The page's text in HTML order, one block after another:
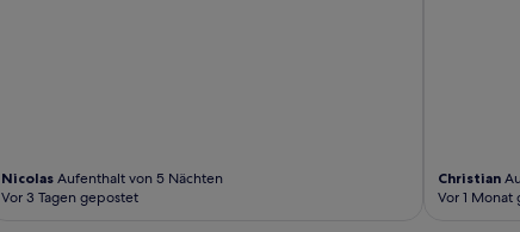
Nicolas Aufenthalt von 5 Nächten
Vor 3 Tagen gepostet
Christian
Vor 1 Monat